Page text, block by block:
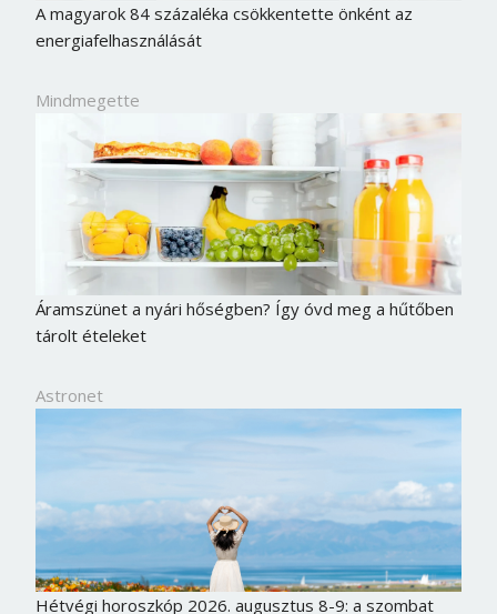
A magyarok 84 százaléka csökkentette önként az
energiafelhasználását
Mindmegette
Áramszünet a nyári hőségben? Így óvd meg a hűtőben
tárolt ételeket
Astronet
Hétvégi horoszkóp 2026. augusztus 8-9: a szombat